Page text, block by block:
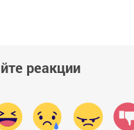
реакции